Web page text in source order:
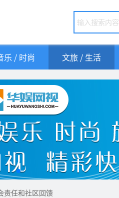
乐 / 时尚 文旅 / 生活
责任和社区回馈